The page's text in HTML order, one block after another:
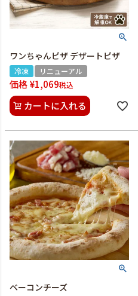
ワンちゃんピザ デザートピザ
冷凍 リニューアル
価格¥1,069税込
カートに入れる
ベーコンチーズ